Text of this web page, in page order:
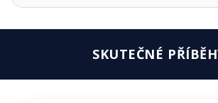
SKUTEČNÉ